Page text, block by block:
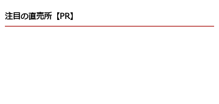
注目の直売所【PR】